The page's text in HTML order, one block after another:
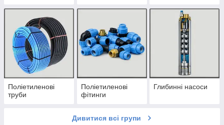
Поліетиленові
труби
Поліетиленові
фітинги
Глибинні насоси
Дивитися всі групи